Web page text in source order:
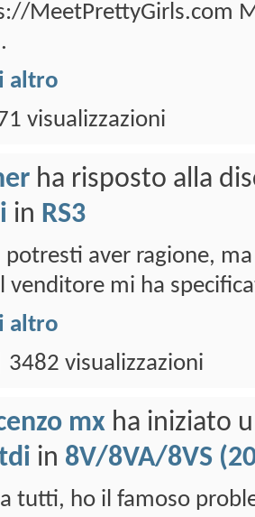
MeetPrettyGirls.com
altro
visualizzazioni
ha risposto alla
in RS3
potresti aver ragione,
venditore mi ha
altro
visualizzazioni
mx ha iniziato
in 8V/8VA/8VS
tutti, ho il famoso